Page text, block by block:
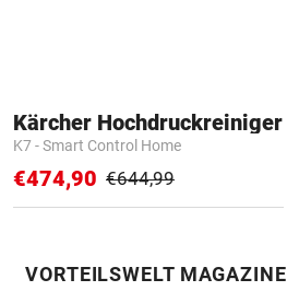
Kärcher Hochdruckreiniger
K7 - Smart Control Home
€474,90 €644,99
VORTEILSWELT MAGAZINE